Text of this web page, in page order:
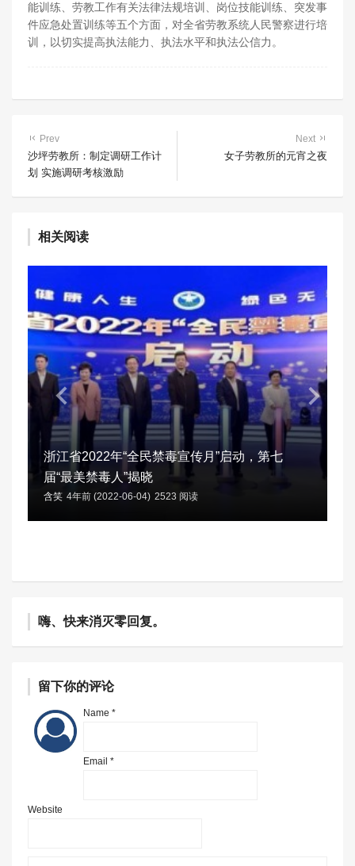
能训练、劳教工作有关法律法规培训、岗位技能训练、突发事
件应急处置训练等五个方面，对全省劳教系统人民警察进行培
训，以切实提高执法能力、执法水平和执法公信力。
Prev
沙坪劳教所：制定调研工作计
划 实施调研考核激励
Next
女子劳教所的元宵之夜
相关阅读
浙江省2022年“全民禁毒宣传月”启动，第七
届“最美禁毒人”揭晓
含笑 4年前 (2022-06-04) 2523 阅读
嗨、快来消灭零回复。
留下你的评论
Name *
Email *
Website